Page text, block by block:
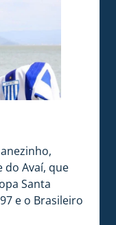
do Avaí, que
Santa
e o Brasileiro